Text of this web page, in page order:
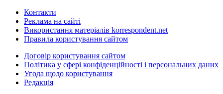
Контакти
Реклама на сайті
Використання матеріалів korrespondent.net
Правила користування сайтом
Договір користування сайтом
Політика у сфері конфіденційності і персональних даних
Угода щодо користування
Редакція